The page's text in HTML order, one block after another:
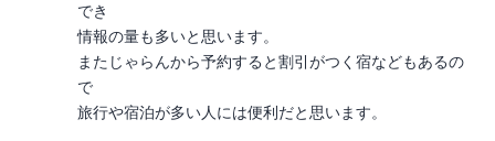
でき
情報の量も多いと思います。
またじゃらんから予約すると割引がつく宿などもあるの
で
旅行や宿泊が多い人には便利だと思います。